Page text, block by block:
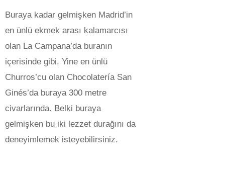
Buraya kadar gelmişken Madrid’in
en ünlü ekmek arası kalamarcısı
olan La Campana’da buranın
içerisinde gibi. Yine en ünlü
Churros’cu olan Chocolatería San
Ginés’da buraya 300 metre
civarlarında. Belki buraya
gelmişken bu iki lezzet durağını da
deneyimlemek isteyebilirsiniz.